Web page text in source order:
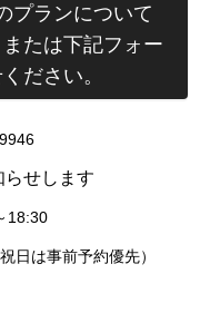
プランについて
たは下記フォー
ださい。
らせします
18:30
日は事前予約優先）